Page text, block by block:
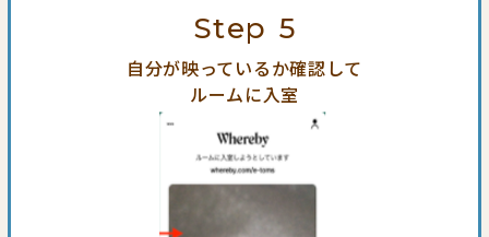
Step 5
自分が映っているか確認して
ルームに入室